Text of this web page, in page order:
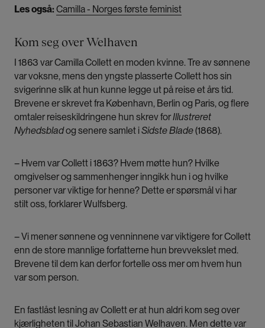
Les også: Camilla - Norges første feminist
Kom seg over Welhaven
I 1863 var Camilla Collett en moden kvinne. Tre av sønnene
var voksne, mens den yngste plasserte Collett hos sin
svigerinne slik at hun kunne legge ut på reise et års tid.
Brevene er skrevet fra København, Berlin og Paris, og flere
omtaler reiseskildringene hun skrev forIllustreret
Nyhedsbladog senere samlet iSidste Blade(1868).
– Hvem var Collett i 1863? Hvem møtte hun? Hvilke
omgivelser og sammenhenger inngikk hun i og hvilke
personer var viktige for henne? Dette er spørsmål vi har
stilt oss, forklarer Wulfsberg.
– Vi mener sønnene og venninnene var viktigere for Collett
enn de store mannlige forfatterne hun brevvekslet med.
Brevene til dem kan derfor fortelle oss mer om hvem hun
var som person.
En fastlåst lesning av Collett er at hun aldri kom seg over
kjærligheten til Johan Sebastian Welhaven. Men dette var